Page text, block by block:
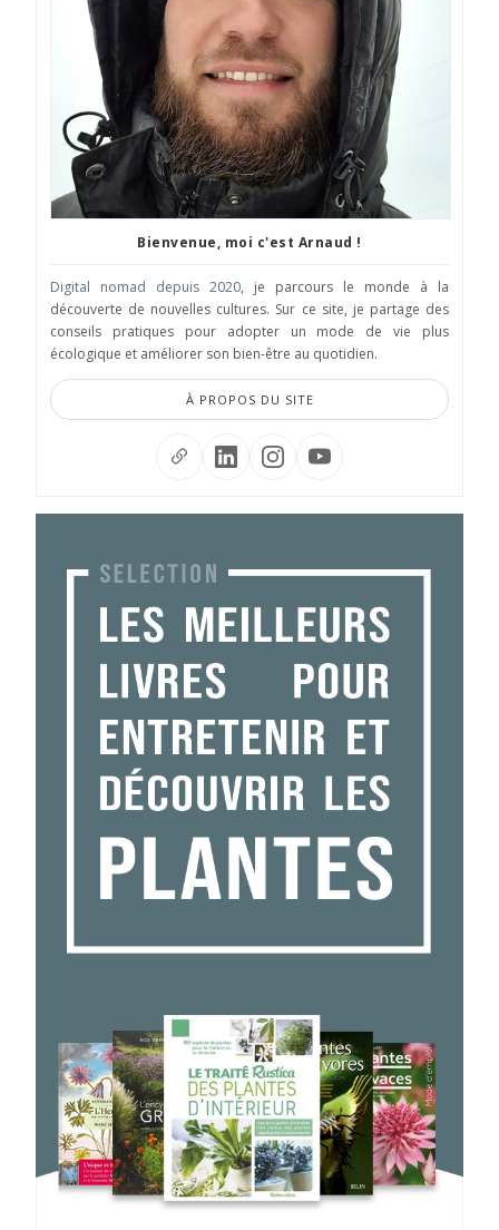
Bienvenue, moi c'est Arnaud !
Digital nomad depuis 2020, je parcours le monde à la
découverte de nouvelles cultures. Sur ce site, je partage des
conseils pratiques pour adopter un mode de vie plus
écologique et améliorer son bien-être au quotidien.
À PROPOS DU SITE